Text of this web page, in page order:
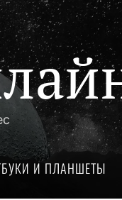
И ПЛАНШЕТЫ